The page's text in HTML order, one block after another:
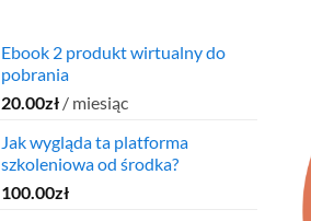
Ebook 2 produkt wirtualny do
pobrania
20.00zł / miesiąc
Jak wygląda ta platforma
szkoleniowa od środka?
100.00zł